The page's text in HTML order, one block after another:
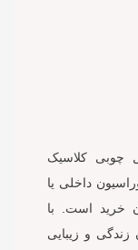
چوبی کلاسیک
داخلی یا
خرید است. با
زندگی و زیبایی